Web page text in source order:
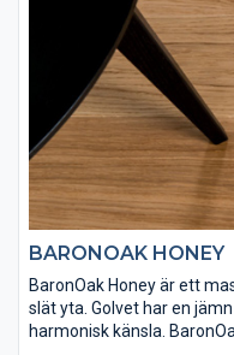
BARONOAK HONEY
BaronOak Honey är ett
slät yta. Golvet har en
harmonisk känsla.